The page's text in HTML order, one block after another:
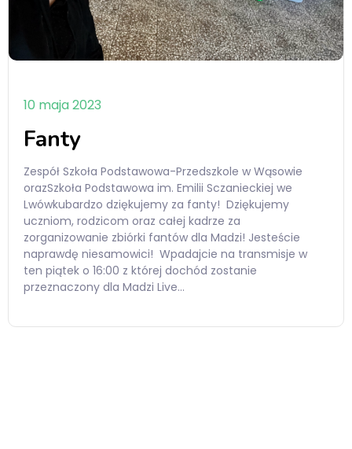
10 maja 2023
Fanty
Zespół Szkoła Podstawowa-Przedszkole w Wąsowie
orazSzkoła Podstawowa im. Emilii Sczanieckiej we
Lwówkubardzo dziękujemy za fanty! Dziękujemy
uczniom, rodzicom oraz całej kadrze za
zorganizowanie zbiórki fantów dla Madzi! Jesteście
naprawdę niesamowici! Wpadajcie na transmisje w
ten piątek o 16:00 z której dochód zostanie
przeznaczony dla Madzi Live…